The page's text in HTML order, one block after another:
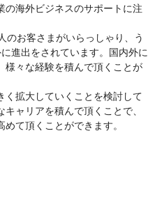
の海外ビジネスのサポートに注
のお客さまがいらっしゃり、う
進出をされています。国内外に
様々な経験を積んで頂くことが
く拡大していくことを検討して
ャリアを積んで頂くことで、
て頂くことができます。